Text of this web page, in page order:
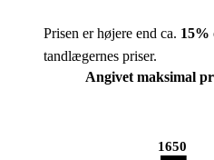
Prisen er højere end ca. 15%
tandlægernes priser.
Angivet maksimal
1650